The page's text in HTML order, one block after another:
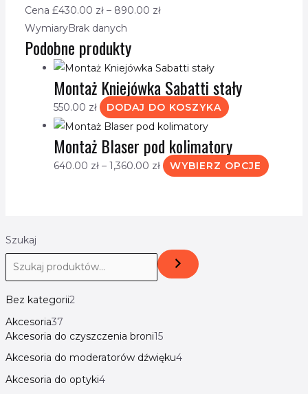
Szukaj
Bez kategorii2
Akcesoria37
Akcesoria do czyszczenia broni15
Akcesoria do moderatorów dźwięku4
Akcesoria do optyki4
Cena £430.00 zł– 890.00 zł
WymiaryBrak danych
Podobne produkty
Montaż Kniejówka Sabatti stały
550.00 zł DODAJ DO KOSZYKA
Montaż Blaser pod kolimatory
640.00 zł– 1,360.00 zł WYBIERZ OPCJE